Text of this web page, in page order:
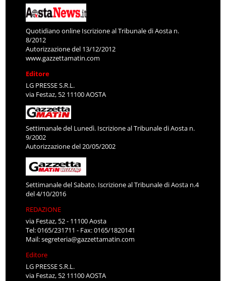
Quotidiano online Iscrizione al Tribunale di Aosta n.
8/2012
Autorizzazione del 13/12/2012
www.gazzettamatin.com
Editore
LG PRESSE S.R.L.
via Festaz, 52 11100 AOSTA
Settimanale del Lunedì. Iscrizione al Tribunale di Aosta n.
9/2002
Autorizzazione del 20/05/2002
Settimanale del Sabato. Iscrizione al Tribunale di Aosta n.4
del 4/10/2016
REDAZIONE
via Festaz, 52 - 11100 Aosta
Tel: 0165/231711 - Fax: 0165/1820141
Mail:segreteria@gazzettamatin.com
Editore
LG PRESSE S.R.L.
via Festaz, 52 11100 AOSTA